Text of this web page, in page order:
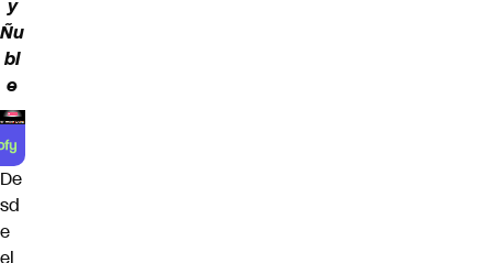
y
Ñu
bl
e
De
sd
e
el